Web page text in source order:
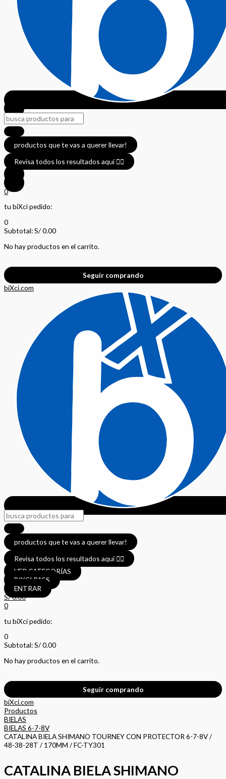
productos que te vas a querer llevar!
Revisa todos los resultados aquí 👈🏼
0
tu biXci pedido:
0
Subtotal:S/0.00
No hay productos en el carrito.
Seguir comprando
biXci.com
productos que te vas a querer llevar!
Revisa todos los resultados aquí 👈🏼
VER CATEGORÍAS
BIXCI PASS
ENTRAR
S/0.00
0
tu biXci pedido:
0
Subtotal:S/0.00
No hay productos en el carrito.
Seguir comprando
biXci.com
Productos
BIELAS
BIELAS 6-7-8V
CATALINA BIELA SHIMANO TOURNEY CON PROTECTOR 6-7-8V /
48-38-28T / 170MM / FC-TY301
CATALINA BIELA SHIMANO